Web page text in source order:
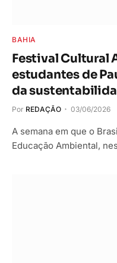
BAHIA
Festival Cultural
estudantes de
da
Por REDAÇÃO 03/06/2026
A semana em que o
Educação Ambiental,